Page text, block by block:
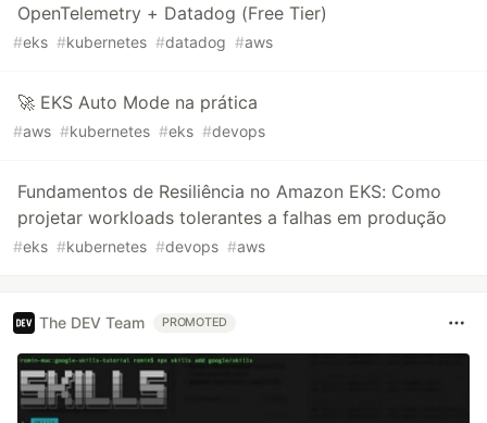
OpenTelemetry + Datadog (Free Tier)
#eks #kubernetes #datadog #aws
🚀 EKS Auto Mode na prática
#aws #kubernetes #eks #devops
Fundamentos de Resiliência no Amazon EKS: Como
projetar workloads tolerantes a falhas em produção
#eks #kubernetes #devops #aws
The DEV Team PROMOTED